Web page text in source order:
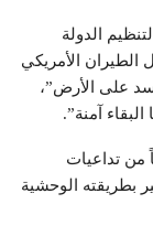
الدولة
الطيران الأمريكي
على الأرض”،
آمنة”.
من تداعيات
بطريقته الوحشية